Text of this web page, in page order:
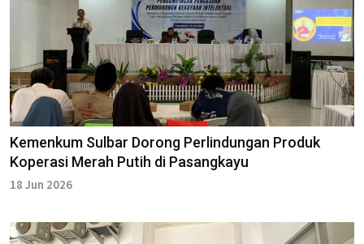
Kemenkum Sulbar Dorong Perlindungan Produk
Koperasi Merah Putih di Pasangkayu
18 Jun 2026